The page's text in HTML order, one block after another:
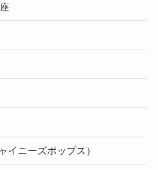
イニーズポップス）